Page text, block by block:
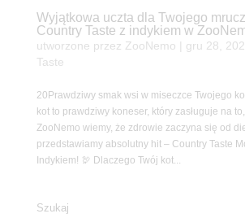
Wyjątkowa uczta dla Twojego
Country Taste z indykiem w
utworzone przez ZooNemo gru 28,
Taste
20Prawdziwy smak wsi w miseczce Twojego
kot to prawdziwy koneser, który zasługuje na
ZooNemo wiemy, że zdrowie zaczyna się od
przedstawiamy absolutny hit – Country Taste
Indykiem! 🦃 Dlaczego Twój kot...
Szukaj